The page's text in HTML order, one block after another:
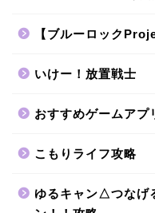
【ブルーロック
いけー！放置戦士
おすすめゲームアプ
こもりライフ攻略
ゆるキャン△つなげ